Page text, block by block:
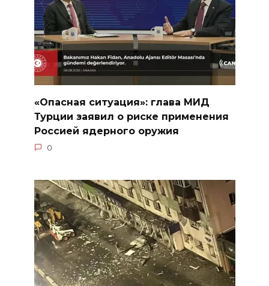
«Опасная ситуация»: глава МИД
Турции заявил о риске применения
Россией ядерного оружия
0